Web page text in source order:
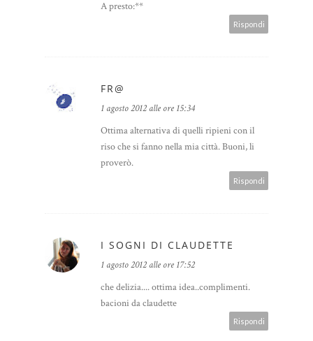
A presto:**
Rispondi
FR@
1 agosto 2012 alle ore 15:34
Ottima alternativa di quelli ripieni con il
riso che si fanno nella mia città. Buoni, li
proverò.
Rispondi
I SOGNI DI CLAUDETTE
1 agosto 2012 alle ore 17:52
che delizia.... ottima idea..complimenti.
bacioni da claudette
Rispondi